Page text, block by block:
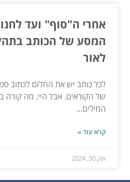
אחרי ה"סוף" ועד
המסע של הכותב
לאור
לכל כותב יש את החלום לכתוב
של הקוראים. אבל היי, מה קורה
המילים...
קרא עוד »
אוק 30, 2024